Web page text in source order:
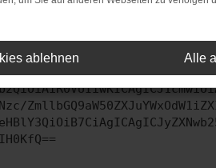
das Problem zu beheben.
ablehnen Alle